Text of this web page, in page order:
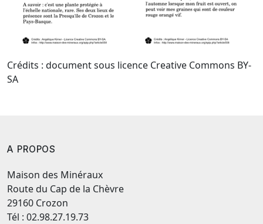
Crédits : document sous licence Creative Commons BY-
SA
A PROPOS
Maison des Minéraux
Route du Cap de la Chèvre
29160 Crozon
Tél : 02.98.27.19.73